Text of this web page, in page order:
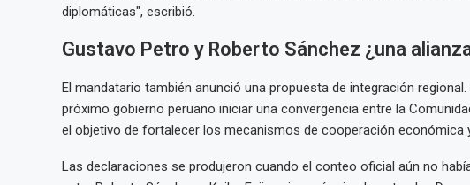
diplomáticas", escribió.
Gustavo Petro y Roberto Sánchez ¿una
El mandatario también anunció una propuesta de integración regional.
próximo gobierno peruano iniciar una convergencia entre la
el objetivo de fortalecer los mecanismos de cooperación económica
Las declaraciones se produjeron cuando el conteo oficial aún no